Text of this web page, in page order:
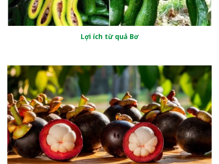
Lợi ích từ quả Bơ